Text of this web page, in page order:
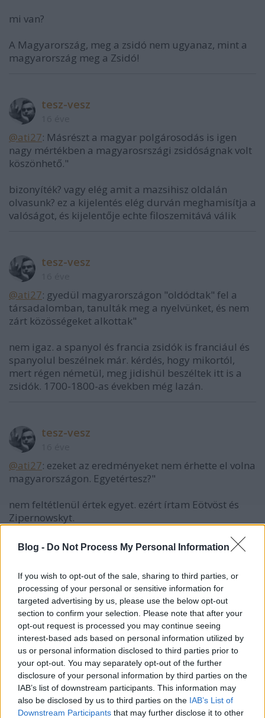
Blog - Do Not Process My Personal Information
If you wish to opt-out of the sale, sharing to third parties, or
processing of your personal or sensitive information for
targeted advertising by us, please use the below opt-out
section to confirm your selection. Please note that after your
opt-out request is processed you may continue seeing
interest-based ads based on personal information utilized by
us or personal information disclosed to third parties prior to
your opt-out. You may separately opt-out of the further
disclosure of your personal information by third parties on the
IAB’s list of downstream participants. This information may
also be disclosed by us to third parties on the IAB’s List of
Downstream Participants that may further disclose it to other
mi van?
A Magyarország, meg a zsidó nem ugyanaz, mint a
magyarország meg a Zsidó!
tesz-vesz
@ati27: Másrészt a magyar polgárosodás is igen
nagy mértékben a magyarosrszági zsidóságnak volt
köszönhető."
bizonyíték? vagy elég amit a mazsihisz oldalán
olvasunk? ez a kijelentés elég durván meghamisítja a
valóságot, és kijelentője echte filoszemitává válik
tesz-vesz
@ati27: gyedül magyarországon "oldódtak" fel a
társadalomban, tanulták meg a nyelvünket, és nem
zárt közösségeket alkottak"
nem igaz. a spanyol és francia zsidók is franciául és
spanyolul beszélnek már. kérdés, hogy mikortól,
mert régen németül, meg jidishül beszéltek itt is a
zsidók. 1700-1800-as években még lazán.
tesz-vesz
@ati27: ezeket az eredményeket nem érhette el volna
magyarországon. Egyetértesz?"
nem feltétlenül értek egyet. ezért írtam Eötvöst és
Zipernowskyt.
16 éve
@ati27: csakhogy a magyar kreatív nép, egyesek a
nyelvünk bonyolultságában látják az eredendő okát.
Európában a legnehezebb nyelv a magyar
amúgy JEdlik is csak itthon alkotott
tesz-vesz
16 éve